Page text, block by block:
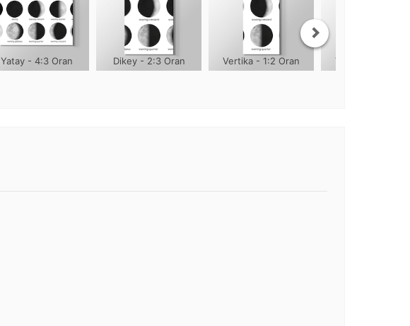
Yatay - 4:3 Oran Dikey - 2:3 Oran Vertika - 1:2 Oran Vertika - 1:3